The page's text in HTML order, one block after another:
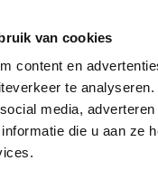
van cookies
content en
te
media,
die u aan ze
Hoe